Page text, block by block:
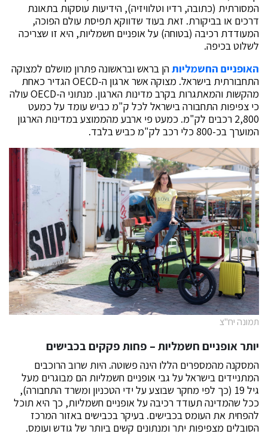
המסורתית (כתובה, רדיו וטלוויזיה), הידיעות עוסקות בתאונת
דרכים או בביקורת. זאת בעוד שדווקא תפיסת עולם הפוכה,
המעודדת רכיבה (בטוחה) על אופניים חשמליות, היא זו שצריכה
לשלוט בכיפה.
האופניים החשמליותהן בראש ובראשונה פתרון מושלם למצוקה
התחבורתית בישראל. מצוקה אשר ארגון ה-OECD הגדיר כאחת
מהקשות והמאתגרות בקרב מדינות הארגון. מנתוני ה-OECD עולה
כי צפיפות התחבורה בישראל לכל ק"מ כביש עומד על כמעט
2,800 רכבים לק"מ. כמעט פי ארבע מהממוצע במדינות הארגון
המוערך בכ-800 כלי רכב לק"מ כביש בלבד.
תמונה יח"צ
יותר אופניים חשמליות – פחות פקקים בכבישים
המסקנה מהמספרים הללו הינה פשוטה. היות שרוב הרוכבים
המתניידים בישראל על גבי אופניים חשמליות הם מבוגרים מעל
גיל 19 (כך לפי מחקר שבוצע על ידי הטכניון ומשרד התחבורה),
ככל שהמדינה תעודד רכיבה על אופניים חשמליות, כך היא תוכל
להפחית את העומס בכבישים. בעיקר בכבישים באזור המרכז
הסובלים מצפיפות יתר ומנתונים קשים ביותר של גודש ועומס.